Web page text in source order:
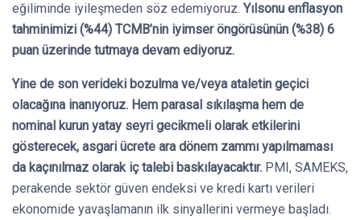
eğiliminde iyileşmeden söz edemiyoruz. Yılsonu enflasyon
tahminimizi (%44) TCMB’nin iyimser öngörüsünün (%38) 6
puan üzerinde tutmaya devam ediyoruz.
Yine de son verideki bozulma ve/veya ataletin geçici
olacağına inanıyoruz. Hem parasal sıkılaşma hem de
nominal kurun yatay seyri gecikmeli olarak etkilerini
gösterecek, asgari ücrete ara dönem zammı yapılmaması
da kaçınılmaz olarak iç talebi baskılayacaktır. PMI, SAMEKS,
perakende sektör güven endeksi ve kredi kartı verileri
ekonomide yavaşlamanın ilk sinyallerini vermeye başladı.